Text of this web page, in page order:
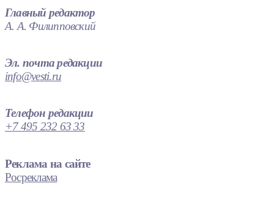
Главный редактор
А. А. Филипповский
Эл. почта редакции
info@vesti.ru
Телефон редакции
+7 495 232 63 33
Реклама на сайте
Росреклама